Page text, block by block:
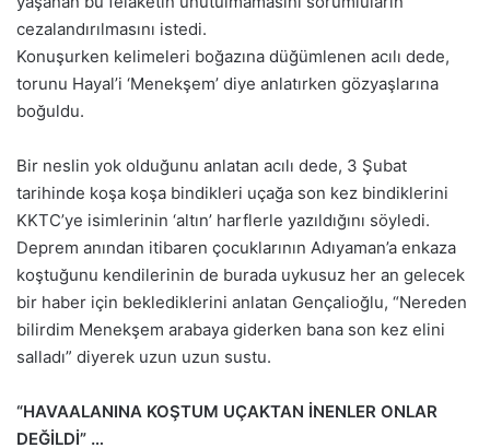
cezalandırılmasını istedi.
Konuşurken kelimeleri boğazına düğümlenen acılı dede,
torunu Hayal’i ‘Menekşem’ diye anlatırken gözyaşlarına
boğuldu.
Bir neslin yok olduğunu anlatan acılı dede, 3 Şubat
tarihinde koşa koşa bindikleri uçağa son kez bindiklerini
KKTC’ye isimlerinin ‘altın’ harflerle yazıldığını söyledi.
Deprem anından itibaren çocuklarının Adıyaman’a enkaza
koştuğunu kendilerinin de burada uykusuz her an gelecek
bir haber için beklediklerini anlatan Gençalioğlu, “Nereden
bilirdim Menekşem arabaya giderken bana son kez elini
salladı” diyerek uzun uzun sustu.
“HAVAALANINA KOŞTUM UÇAKTAN İNENLER ONLAR
DEĞİLDİ” …